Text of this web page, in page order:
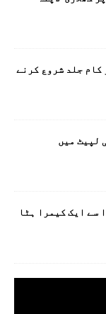
کام جلد شروع کرنے
لپیٹ میں
ایس 27 الٹرا سے ایک کیمرا ہٹا